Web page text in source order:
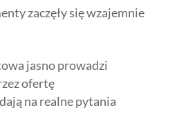
zaczęły się wzajemnie
jasno prowadzi
ofertę
na realne pytania